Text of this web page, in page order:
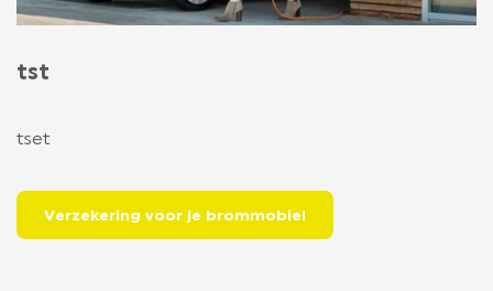
tst
tset
Verzekering voor je brommobiel